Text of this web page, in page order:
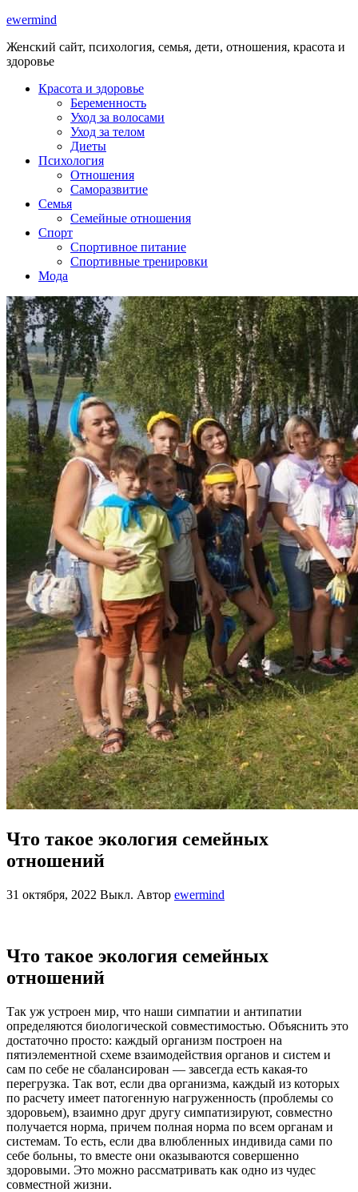
ewermind
Женский сайт, психология, семья, дети, отношения, красота и
здоровье
Красота и здоровье
Беременность
Уход за волосами
Уход за телом
Диеты
Психология
Отношения
Саморазвитие
Семья
Семейные отношения
Спорт
Спортивное питание
Спортивные тренировки
Мода
Что такое экология семейных
отношений
31 октября, 2022 Выкл. Автор ewermind
Что такое экология семейных
отношений
Так уж устроен мир, что наши симпатии и антипатии
определяются биологической совместимостью. Объяснить это
достаточно просто: каждый организм построен на
пятиэлементной схеме взаимодействия органов и систем и
сам по себе не сбалансирован — завсегда есть какая-то
перегрузка. Так вот, если два организма, каждый из которых
по расчету имеет патогенную нагруженность (проблемы со
здоровьем), взаимно друг другу симпатизируют, совместно
получается норма, причем полная норма по всем органам и
системам. То есть, если два влюбленных индивида сами по
себе больны, то вместе они оказываются совершенно
здоровыми. Это можно рассматривать как одно из чудес
совместной жизни.